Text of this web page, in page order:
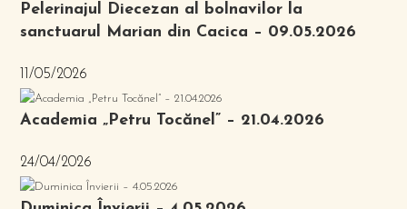
Pelerinajul Diecezan al bolnavilor la
sanctuarul Marian din Cacica – 09.05.2026
11/05/2026
Academia „Petru Tocănel” – 21.04.2026
24/04/2026